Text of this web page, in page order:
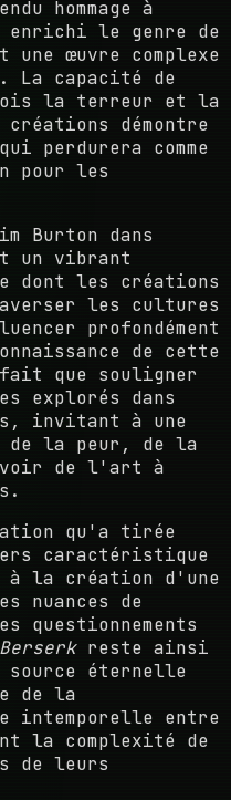
hommage à
enrichi le genre de
œuvre complexe
La capacité de
la terreur et la
démontre
perdurera comme
pour les
Burton dans
un vibrant
dont les créations
les cultures
profondément
de cette
que souligner
explorés dans
invitant à une
la peur, de la
de l'art à
qu'a tirée
caractéristique
à la création d'une
nuances de
questionnements
Berserkreste ainsi
source éternelle
de la
intemporelle entre
la complexité de
de leurs